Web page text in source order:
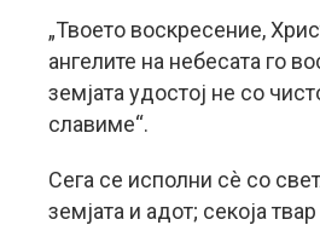
„Твоето воскресение,
ангелите на небесата го
земјата удостој не со
славиме“.
Сега се исполни сѐ со
земјата и адот; секоја